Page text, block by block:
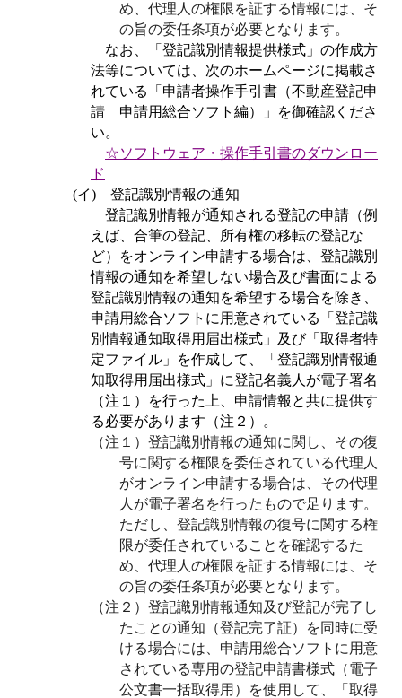
め、代理人の権限を証する情報には、そ
の旨の委任条項が必要となります。
なお、「登記識別情報提供様式」の作成方
法等については、次のホームページに掲載さ
れている「申請者操作手引書（不動産登記申
請 申請用総合ソフト編）」を御確認くださ
い。
☆ソフトウェア・操作手引書のダウンロー
ド
(イ) 登記識別情報の通知
登記識別情報が通知される登記の申請（例
えば、合筆の登記、所有権の移転の登記な
ど）をオンライン申請する場合は、登記識別
情報の通知を希望しない場合及び書面による
登記識別情報の通知を希望する場合を除き、
申請用総合ソフトに用意されている「登記識
別情報通知取得用届出様式」及び「取得者特
定ファイル」を作成して、「登記識別情報通
知取得用届出様式」に登記名義人が電子署名
（注１）を行った上、申請情報と共に提供す
る必要があります（注２）。
（注１）登記識別情報の通知に関し、その復
号に関する権限を委任されている代理人
がオンライン申請する場合は、その代理
人が電子署名を行ったもので足ります。
ただし、登記識別情報の復号に関する権
限が委任されていることを確認するた
め、代理人の権限を証する情報には、そ
の旨の委任条項が必要となります。
（注２）登記識別情報通知及び登記が完了し
たことの通知（登記完了証）を同時に受
ける場合には、申請用総合ソフトに用意
されている専用の登記申請書様式（電子
公文書一括取得用）を使用して、「取得